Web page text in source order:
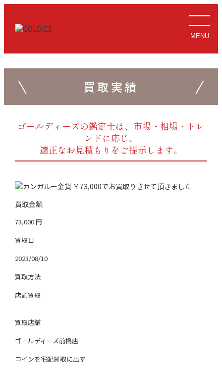
MENU
買取実績
ゴールディーズの鑑定士は、市場・相場・トレ
ンドに応じ、
適正なお見積もりをご提示します。
買取金額
73,000円
買取日
2023/08/10
買取方法
店頭買取
買取店舗
ゴールディーズ前橋店
コインを宅配買取に出す